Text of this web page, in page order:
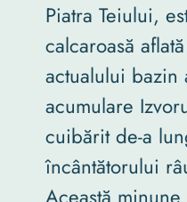
Piatra Teiului,
calcaroasă
actualului
acumulare
cuibărit de-a
încântătorului